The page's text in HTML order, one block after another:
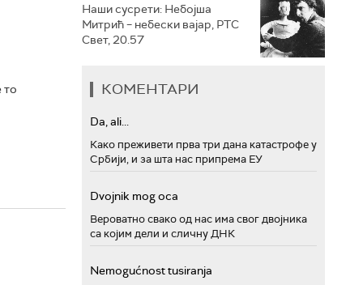
то
Наши сусрети: Небојша
Митрић – небески вајар, РТС
Свет, 20.57
КОМЕНТАРИ
Da, ali...
Како преживети прва три дана катастрофе у
Србији, и за шта нас припрема ЕУ
Dvojnik mog oca
Вероватно свако од нас има свог двојника
са којим дели и сличну ДНК
Nemogućnost tusiranja